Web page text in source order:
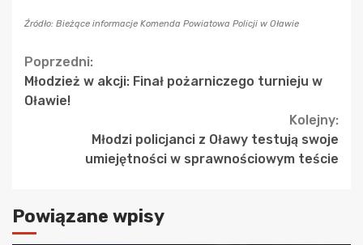
Źródło: Bieżące informacje Komenda Powiatowa Policji w Oławie
Continue
Reading
Poprzedni:
Młodzież w akcji: Finał pożarniczego turnieju w
Oławie!
Kolejny:
Młodzi policjanci z Oławy testują swoje
umiejętności w sprawnościowym teście
Powiązane wpisy